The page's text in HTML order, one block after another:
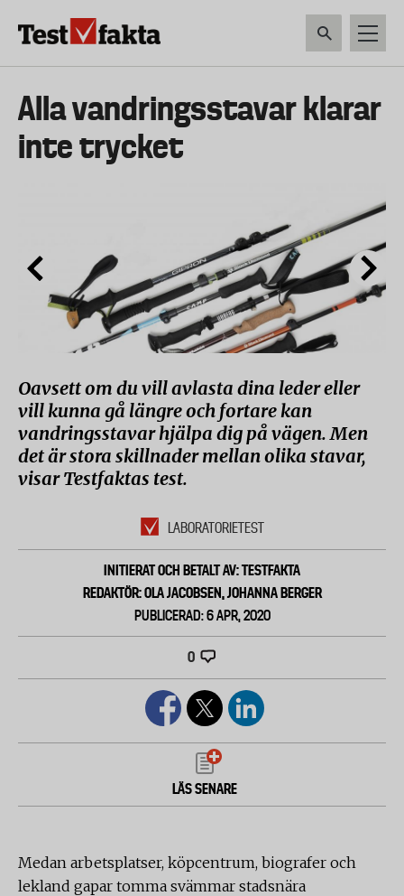
Huvudmeny
ny
Alla vandringsstavar klarar
inte trycket
Oavsett om du vill avlasta dina leder eller
vill kunna gå längre och fortare kan
vandringsstavar hjälpa dig på vägen. Men
det är stora skillnader mellan olika stavar,
visar Testfaktas test.
LABORATORIETEST
INITIERAT OCH BETALT AV: TESTFAKTA
REDAKTÖR: OLA JACOBSEN, JOHANNA BERGER
PUBLICERAD: 6 APR, 2020
0
LÄS SENARE
Medan arbetsplatser, köpcentrum, biografer och
lekland gapar tomma svämmar stadsnära